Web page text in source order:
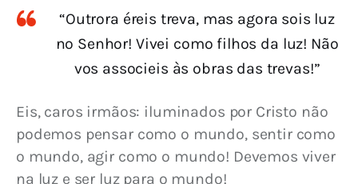
“Outrora éreis treva, mas agora sois luz
no Senhor! Vivei como filhos da luz! Não
vos associeis às obras das trevas!”
Eis, caros irmãos: iluminados por Cristo não
podemos pensar como o mundo, sentir como
o mundo, agir como o mundo! Devemos viver
na luz e ser luz para o mundo!